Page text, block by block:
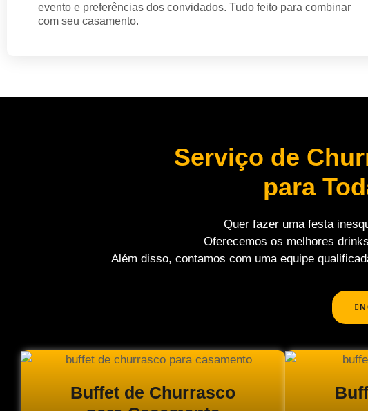
evento e preferências dos convidados. Tudo feito para combinar
com seu casamento.
Serviço de
para
Quer fazer uma festa
Oferecemos os melhores
Além disso, contamos com uma equipe
Buffet de Churrasco